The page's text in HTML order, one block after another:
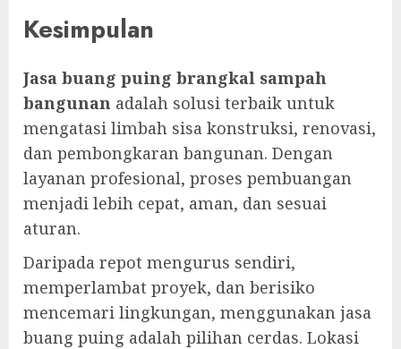
Kesimpulan
Jasa buang puing brangkal sampah
bangunan adalah solusi terbaik untuk
mengatasi limbah sisa konstruksi, renovasi,
dan pembongkaran bangunan. Dengan
layanan profesional, proses pembuangan
menjadi lebih cepat, aman, dan sesuai
aturan.
Daripada repot mengurus sendiri,
memperlambat proyek, dan berisiko
mencemari lingkungan, menggunakan jasa
buang puing adalah pilihan cerdas. Lokasi